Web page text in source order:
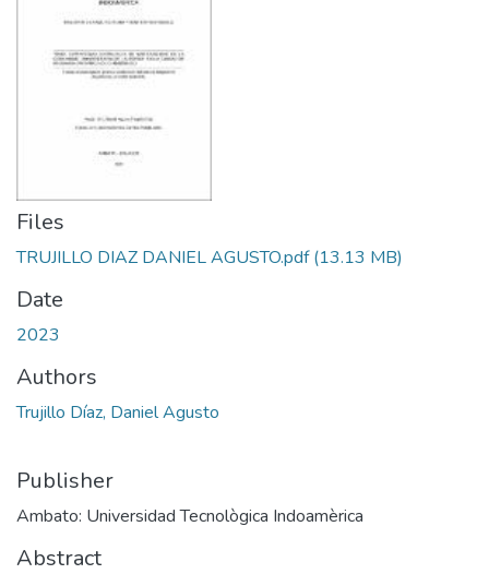
Files
TRUJILLO DIAZ DANIEL AGUSTO.pdf(13.13 MB)
Date
2023
Authors
Trujillo Díaz, Daniel Agusto
Publisher
Ambato: Universidad Tecnològica Indoamèrica
Abstract